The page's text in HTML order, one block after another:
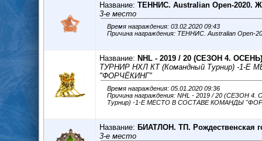
Название: ТЕННИС. Australian Open-2020.
3-е место
Время награждения: 03.02.2020 09:43
Причина награждения: ТЕННИС. Australian Open-
Название: NHL - 2019 / 20 (СЕЗОН 4. ОСЕНЬ)
ТУРНИР НХЛ КТ (Командный Турнир) -1-
"ФОРЧЁКИНГ"
Время награждения: 05.01.2020 09:36
Причина награждения: NHL - 2019 / 20 (СЕЗОН 4. ОСЕНЬ) ТУРНИР НХЛ КТ
Турнир) -1-Е МЕСТО В СОСТАВЕ КОМАНДЫ
Название: БИАТЛОН. ТП. Рождественская
3-е место